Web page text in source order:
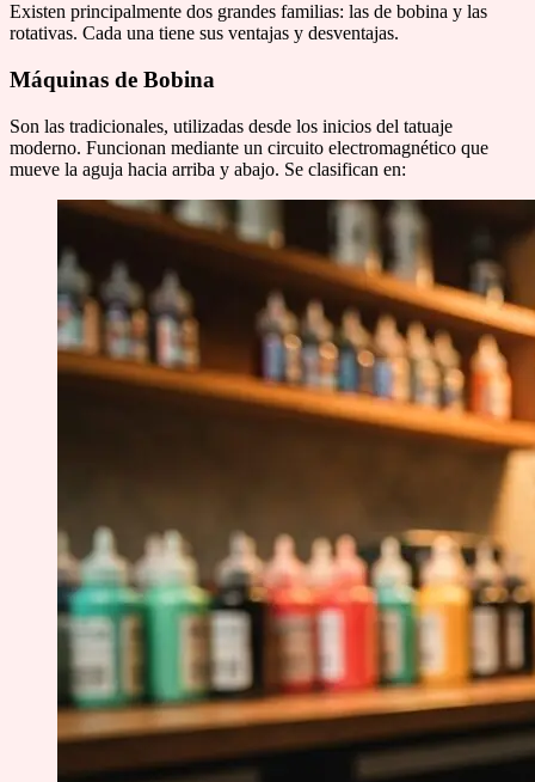
Existen principalmente dos grandes familias: las de bobina y las
rotativas. Cada una tiene sus ventajas y desventajas.
Máquinas de Bobina
Son las tradicionales, utilizadas desde los inicios del tatuaje
moderno. Funcionan mediante un circuito electromagnético que
mueve la aguja hacia arriba y abajo. Se clasifican en: